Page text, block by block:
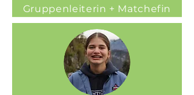
Gruppenleiterin + Matchefin